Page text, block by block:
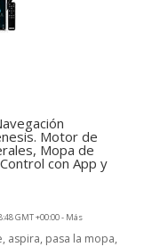
Motor de
Mopa de
con App y
GMT +00:00 - Más
aspira, pasa la mopa,